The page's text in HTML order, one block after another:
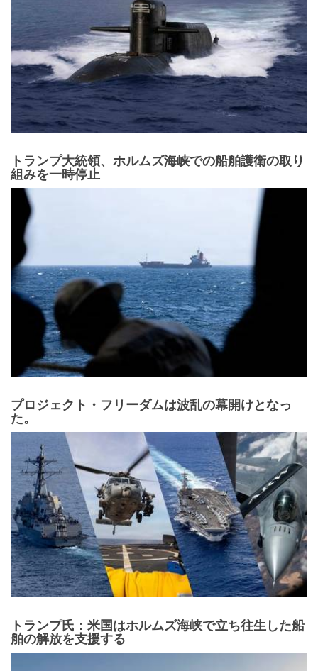
トランプ大統領、ホルムズ海峡での船舶護衛の取り
組みを一時停止
プロジェクト・フリーダムは波乱の幕開けとなっ
た。
トランプ氏：米国はホルムズ海峡で立ち往生した船
舶の解放を支援する